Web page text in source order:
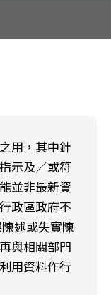
用，其中針
示及／或符
並非最新資
政區政府不
述或失實陳
與相關部門
用資料作行